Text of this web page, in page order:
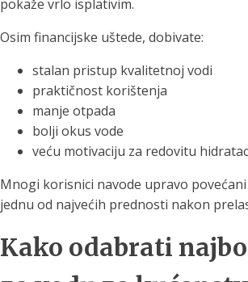
pokaže vrlo isplativim.
Osim financijske uštede, dobivate:
stalan pristup kvalitetnoj vodi
praktičnost korištenja
manje otpada
bolji okus vode
veću motivaciju za redovitu
Mnogi korisnici navode upravo
jednu od najvećih prednosti nakon
Kako odabrati